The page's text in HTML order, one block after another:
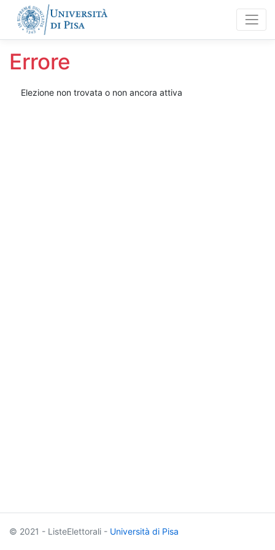
Errore
Elezione non trovata o non ancora attiva
© 2021 - ListeElettorali - Università di Pisa